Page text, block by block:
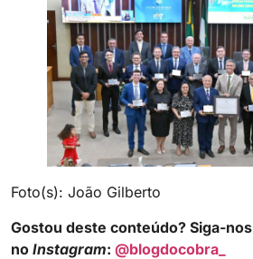
Foto(s): João Gilberto
Gostou deste conteúdo? Siga-nos
no Instagram: @blogdocobra_